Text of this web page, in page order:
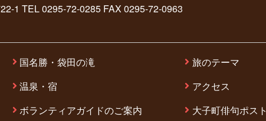
1 TEL 0295-72-0285 FAX 0295-72-0963
国名勝・袋田の滝 旅のテーマ
温泉・宿 アクセス
ボランティアガイドのご案内 大子町俳句ポスト